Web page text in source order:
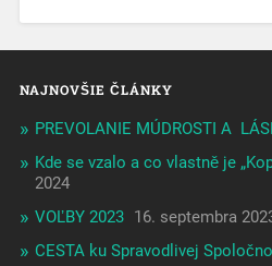
NAJNOVŠIE ČLÁNKY
PREVOLANIE MÚDROSTI A
Kde se vzalo a co vlastně je
2024
VOĽBY 2023 16. septembra
CESTA ku Spravodlivej